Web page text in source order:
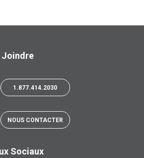
Joindre
1.877.414.2030
NOUS CONTACTER
Sociaux